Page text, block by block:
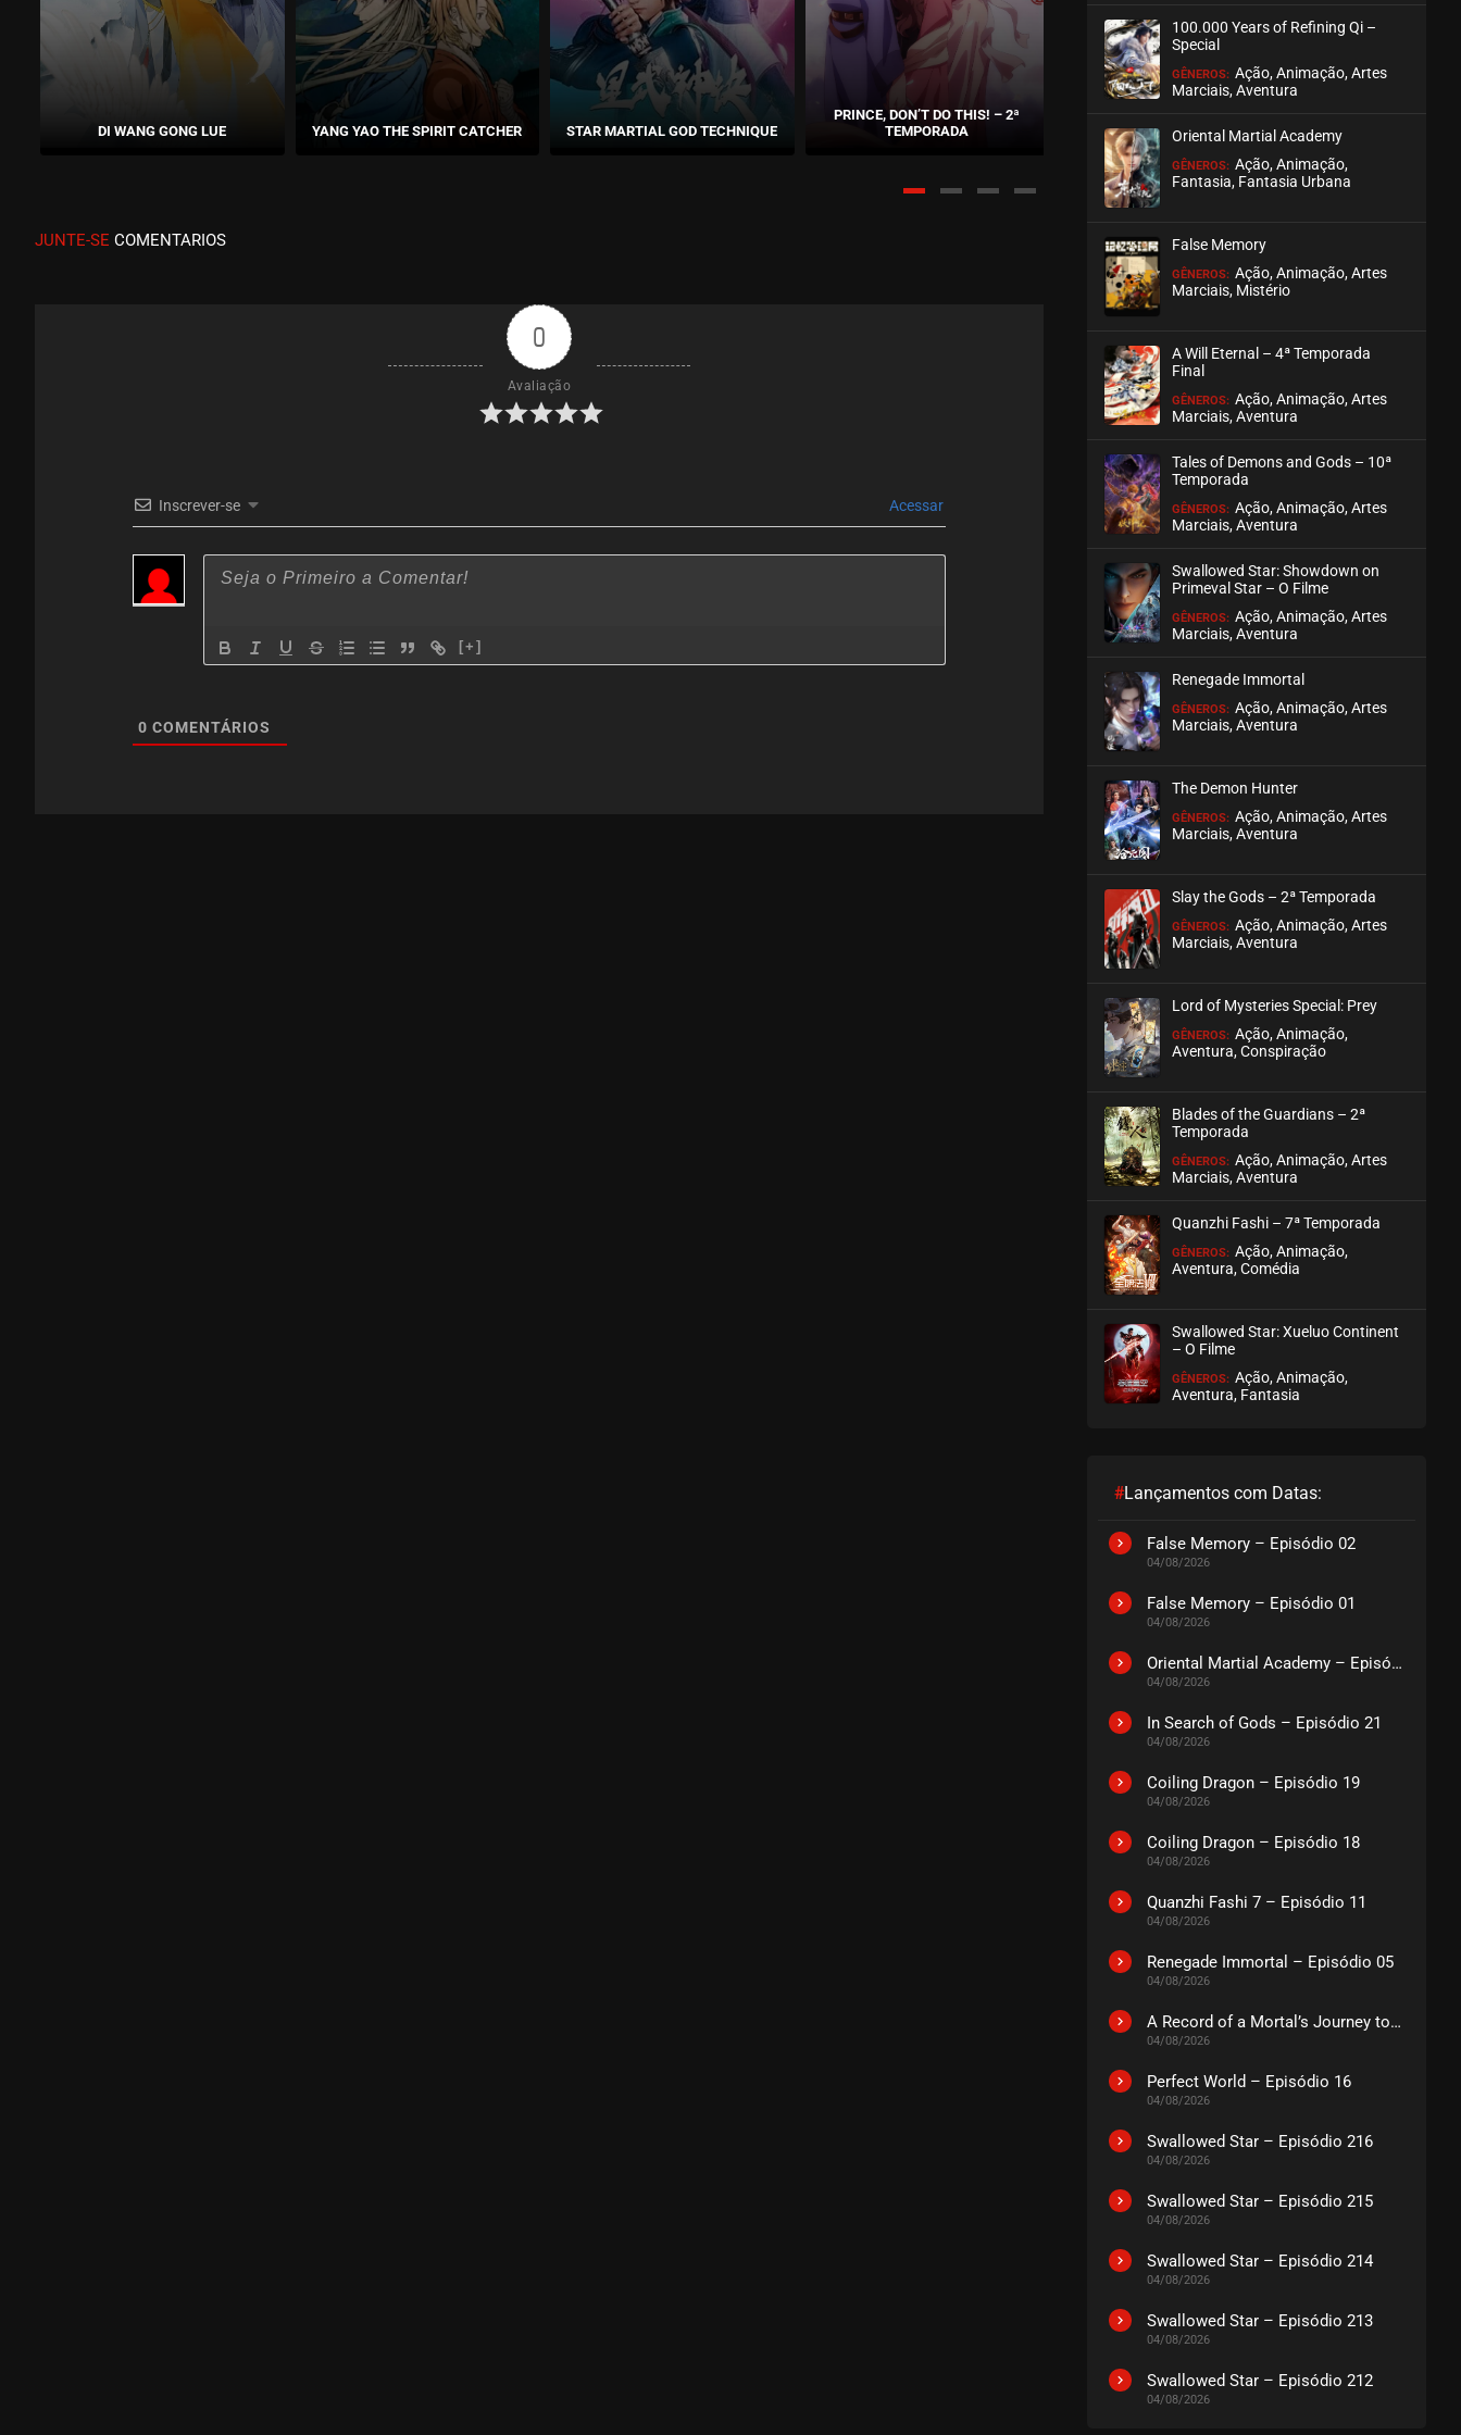
ASSISTIDO
ASSISTIDO
EPISÓDIO 61
ASSISTIDO
ASSISTIDO
ASSISTIDO
EPISÓDIO 58
ASSISTIDO
EPISÓDIO 57
EPISÓDIO 56
EPISÓDIO 51
ASSISTIDO
EPISÓDIO 46
ASSISTIDO
EPISÓDIO 45
EPISÓDIO 44
março 13, 2026
março 13, 2026
EPISÓDIO 40
DI WANG GONG LUE YANG YAO THE SPIRIT CATCHER STAR MARTIAL GOD TECHNIQUE
PRINCE, DON’T DO THIS! – 2ª
TEMPORADA
DOUPO CANGQIONG: NIAN FAN
JUNTE-SE COMENTARIOS
0
Avaliação
Inscrever-se Acessar
[+]
0 COMENTÁRIOS
100.000 Years of Refining Qi –
Special
GÊNEROS: Ação, Animação, Artes
Marciais, Aventura
Oriental Martial Academy
GÊNEROS: Ação, Animação,
Fantasia, Fantasia Urbana
False Memory
GÊNEROS: Ação, Animação, Artes
Marciais, Mistério
A Will Eternal – 4ª Temporada
Final
GÊNEROS: Ação, Animação, Artes
Marciais, Aventura
Tales of Demons and Gods – 10ª
Temporada
GÊNEROS: Ação, Animação, Artes
Marciais, Aventura
Swallowed Star: Showdown on
Primeval Star – O Filme
GÊNEROS: Ação, Animação, Artes
Marciais, Aventura
Renegade Immortal
GÊNEROS: Ação, Animação, Artes
Marciais, Aventura
The Demon Hunter
GÊNEROS: Ação, Animação, Artes
Marciais, Aventura
Slay the Gods – 2ª Temporada
GÊNEROS: Ação, Animação, Artes
Marciais, Aventura
Lord of Mysteries Special: Prey
GÊNEROS: Ação, Animação,
Aventura, Conspiração
Blades of the Guardians – 2ª
Temporada
GÊNEROS: Ação, Animação, Artes
Marciais, Aventura
Quanzhi Fashi – 7ª Temporada
GÊNEROS: Ação, Animação,
Aventura, Comédia
Swallowed Star: Xueluo Continent
– O Filme
GÊNEROS: Ação, Animação,
Aventura, Fantasia
#Lançamentos com Datas:
False Memory – Episódio 02
04/08/2026
False Memory – Episódio 01
04/08/2026
Oriental Martial Academy – Episódio 03
04/08/2026
In Search of Gods – Episódio 21
04/08/2026
Coiling Dragon – Episódio 19
04/08/2026
Coiling Dragon – Episódio 18
04/08/2026
Quanzhi Fashi 7 – Episódio 11
04/08/2026
Renegade Immortal – Episódio 05
04/08/2026
A Record of a Mortal’s Journey to Immortality – Episódio 73
04/08/2026
Perfect World – Episódio 16
04/08/2026
Swallowed Star – Episódio 216
04/08/2026
Swallowed Star – Episódio 215
04/08/2026
Swallowed Star – Episódio 214
04/08/2026
Swallowed Star – Episódio 213
04/08/2026
Swallowed Star – Episódio 212
04/08/2026